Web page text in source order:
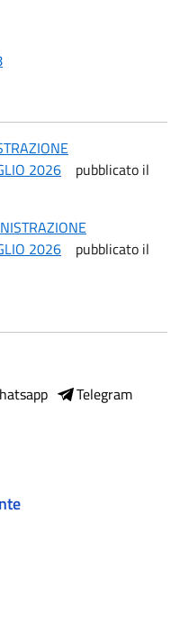
2026 pubblicato il
2026 pubblicato il
Telegram